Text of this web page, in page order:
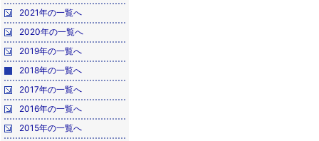
2021年の一覧へ
2020年の一覧へ
2019年の一覧へ
2018年の一覧へ
2017年の一覧へ
2016年の一覧へ
2015年の一覧へ